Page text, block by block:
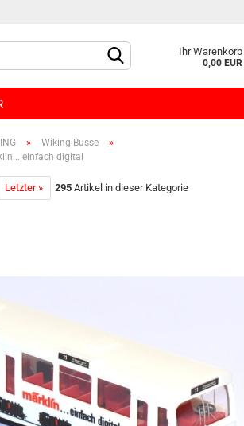
Lieferland Ihr Warenkorb
0,00 EUR
» Wiking Busse »
einfach digital
Letzter » 295Artikel in dieser Kategorie